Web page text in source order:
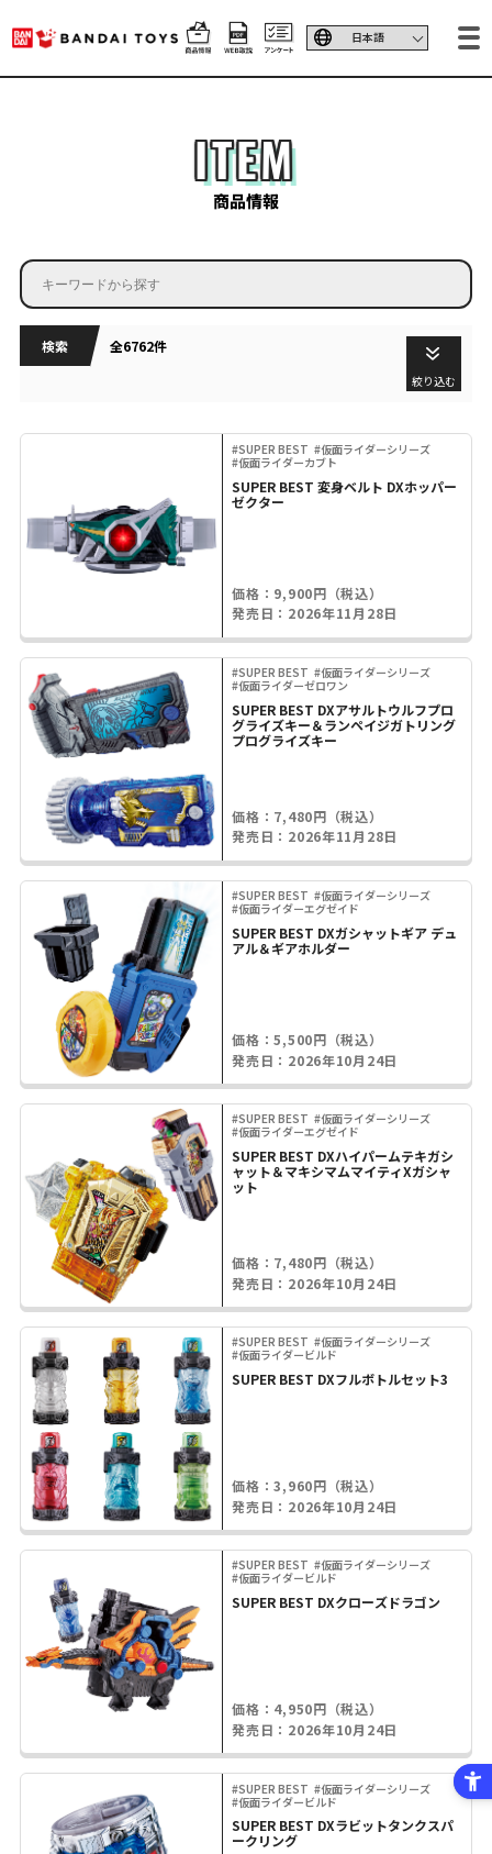
ITEM
商品情報
検索 全6762件
絞り込む
#SUPER BEST #仮面ライダーシリーズ
#仮面ライダーカブト
SUPER BEST 変身ベルト DXホッパー
ゼクター
価格：9,900円（税込）
発売日：2026年11月28日
#SUPER BEST #仮面ライダーシリーズ
#仮面ライダーゼロワン
SUPER BEST DXアサルトウルフプロ
グライズキー＆ランペイジガトリング
プログライズキー
価格：7,480円（税込）
発売日：2026年11月28日
#SUPER BEST #仮面ライダーシリーズ
#仮面ライダーエグゼイド
SUPER BEST DXガシャットギア デュ
アル＆ギアホルダー
価格：5,500円（税込）
発売日：2026年10月24日
#SUPER BEST #仮面ライダーシリーズ
#仮面ライダーエグゼイド
SUPER BEST DXハイパームテキガシ
ャット＆マキシマムマイティXガシャ
ット
価格：7,480円（税込）
発売日：2026年10月24日
#SUPER BEST #仮面ライダーシリーズ
#仮面ライダービルド
SUPER BEST DXフルボトルセット3
価格：3,960円（税込）
発売日：2026年10月24日
#SUPER BEST #仮面ライダーシリーズ
#仮面ライダービルド
SUPER BEST DXクローズドラゴン
価格：4,950円（税込）
発売日：2026年10月24日
#SUPER BEST #仮面ライダーシリーズ
#仮面ライダービルド
SUPER BEST DXラビットタンクスパ
ークリング